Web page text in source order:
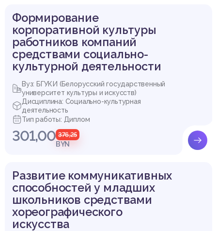
Формирование
корпоративной культуры
работников компаний
средствами социально-
культурной деятельности
Вуз: БГУКИ (Белорусский государственный
университет культуры и искусств)
Дисциплина: Социально-культурная
деятельность
Тип работы: Диплом
301,00 376,25
BYN
Развитие коммуникативных
способностей у младших
школьников средствами
хореографического
искусства